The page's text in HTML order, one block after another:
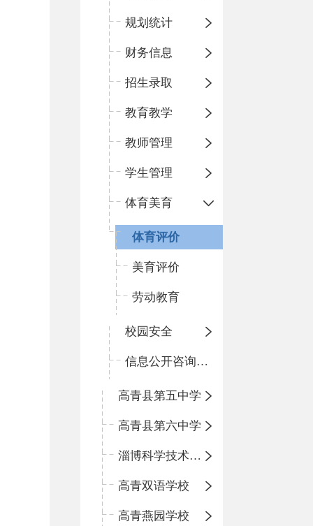
规划统计
财务信息
招生录取
教育教学
教师管理
学生管理
体育美育
体育评价
美育评价
劳动教育
校园安全
信息公开咨询指南
高青县第五中学
高青县第六中学
淄博科学技术学校
高青双语学校
高青燕园学校